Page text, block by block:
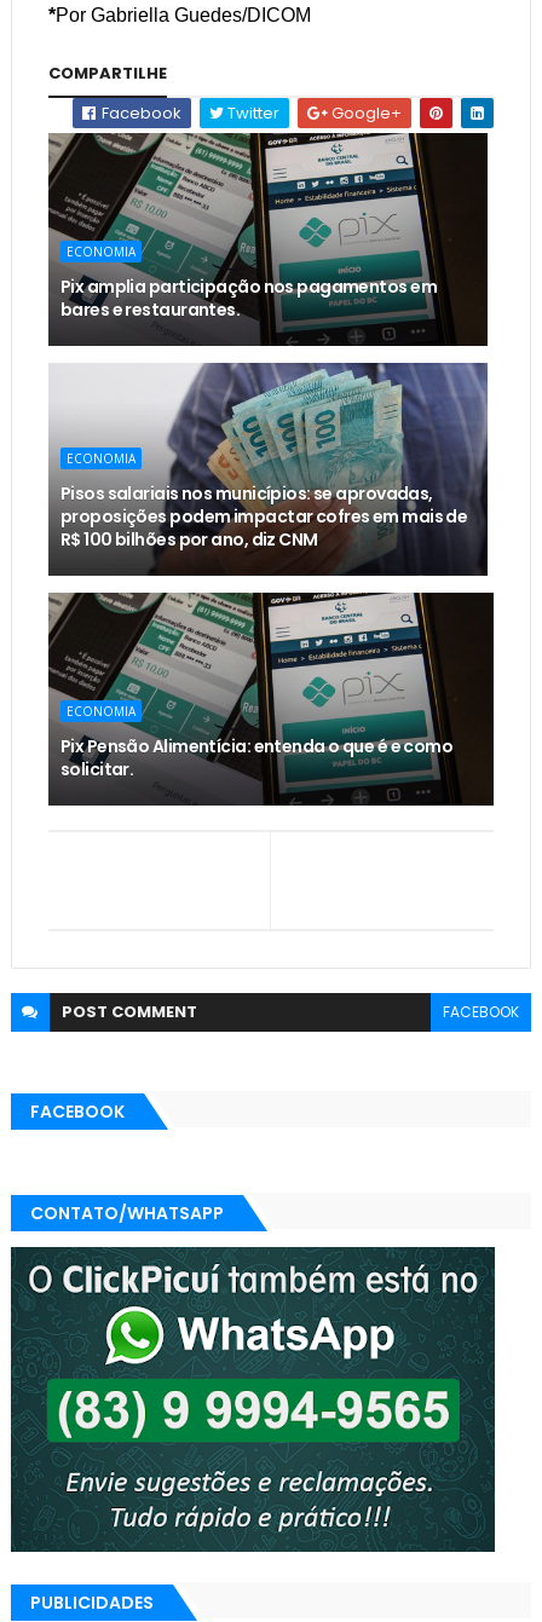
*Por Gabriella Guedes/DICOM
COMPARTILHE
Facebook
Twitter Google+
ECONOMIA
Pix amplia participação nos pagamentos em
bares e restaurantes.
ECONOMIA
Pisos salariais nos municípios: se aprovadas,
proposições podem impactar cofres em mais de
R$ 100 bilhões por ano, diz CNM
ECONOMIA
Pix Pensão Alimentícia: entenda o que é e como
solicitar.
POST COMMENT FACEBOOK
FACEBOOK
CONTATO/WHATSAPP
PUBLICIDADES